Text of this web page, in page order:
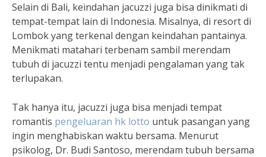
Selain di Bali, keindahan jacuzzi juga bisa dinikmati di
tempat-tempat lain di Indonesia. Misalnya, di resort di
Lombok yang terkenal dengan keindahan pantainya.
Menikmati matahari terbenam sambil merendam
tubuh di jacuzzi tentu menjadi pengalaman yang tak
terlupakan.
Tak hanya itu, jacuzzi juga bisa menjadi tempat
romantis pengeluaran hk lotto untuk pasangan yang
ingin menghabiskan waktu bersama. Menurut
psikolog, Dr. Budi Santoso, merendam tubuh bersama